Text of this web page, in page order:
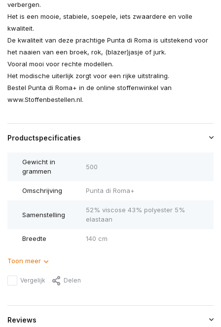
verbergen.
Het is een mooie, stabiele, soepele, iets zwaardere en volle
kwaliteit.
De kwaliteit van deze prachtige Punta di Roma is uitstekend voor
het naaien van een broek, rok, (blazer)jasje of jurk.
Vooral mooi voor rechte modellen.
Het modische uiterlijk zorgt voor een rijke uitstraling.
Bestel Punta di Roma+ in de online stoffenwinkel van
www.Stoffenbestellen.nl.
Productspecificaties
Gewicht in
grammen
500
Omschrijving Punta di Roma+
Samenstelling
52% viscose 43% polyester 5%
elastaan
Breedte 140 cm
Toon meer
Vergelijk Delen
Reviews